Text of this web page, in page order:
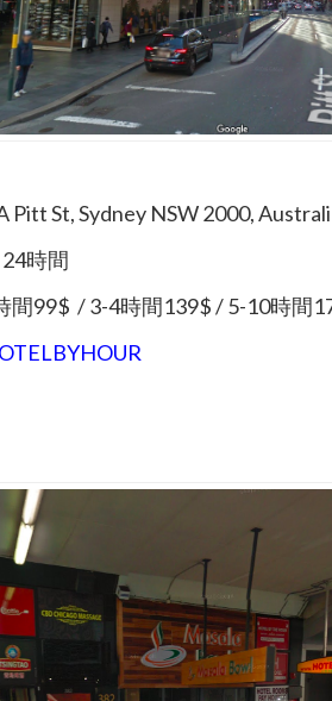
Pitt St, Sydney NSW 2000,
時間
間99$ / 3-4時間139$ / 5-10時間